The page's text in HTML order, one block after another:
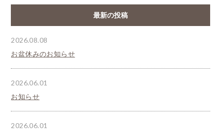
最新の投稿
2026.08.08
お盆休みのお知らせ
2026.06.01
お知らせ
2026.06.01